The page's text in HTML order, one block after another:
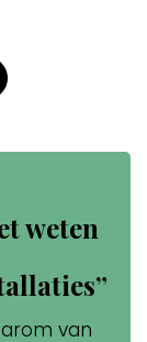
weten
van